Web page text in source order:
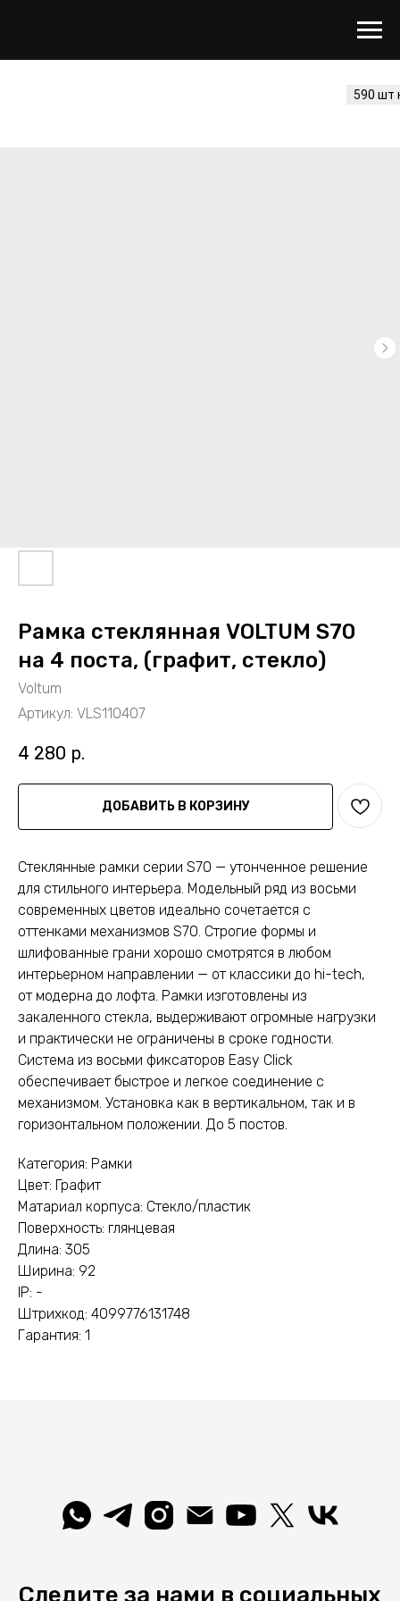
Рамка стеклянная VOLTUM S70
на 4 поста, (графит, стекло)
Voltum
Артикул: VLS110407
4 280 р.
ДОБАВИТЬ В КОРЗИНУ
Стеклянные рамки серии S70 — утонченное решение
для стильного интерьера. Модельный ряд из восьми
современных цветов идеально сочетается с
оттенками механизмов S70. Строгие формы и
шлифованные грани хорошо смотрятся в любом
интерьерном направлении — от классики до hi-tech,
от модерна до лофта. Рамки изготовлены из
закаленного стекла, выдерживают огромные нагрузки
и практически не ограничены в сроке годности.
Система из восьми фиксаторов Easy Click
обеспечивает быстрое и легкое соединение с
механизмом. Установка как в вертикальном, так и в
горизонтальном положении. До 5 постов.
Категория: Рамки
Цвет: Графит
Матариал корпуса: Стекло/пластик
Поверхность: глянцевая
Длина: 305
Ширина: 92
IP: -
Штрихкод: 4099776131748
Гарантия: 1
Следите за нами в социальных